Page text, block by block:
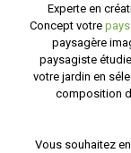
Experte en
Concept votre
paysagère
paysagiste
votre jardin en
composition
Vous souhaitez